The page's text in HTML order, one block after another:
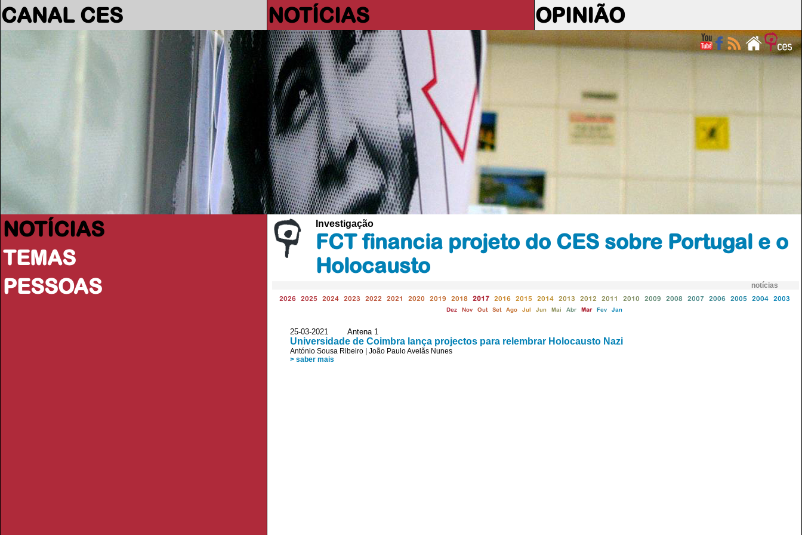
CANAL CES NOTÍCIAS OPINIÃO
NOTÍCIAS
TEMAS
PESSOAS
Investigação
FCT financia projeto do CES sobre Portugal e o
Holocausto
notícias
2026 2025 2024 2023 2022 2021 2020 2019 2018 2017 2016 2015 2014 2013 2012 2011 2010 2009 2008 2007 2006 2005 2004 2003
Dez Nov Out Set Ago Jul Jun Mai Abr Mar Fev Jan
25-03-2021 Antena 1
Universidade de Coimbra lança projectos para relembrar Holocausto Nazi
António Sousa Ribeiro
João Paulo Avelãs Nunes
> saber mais